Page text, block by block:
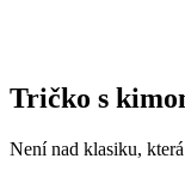
Tričko s
Není nad klasiku,